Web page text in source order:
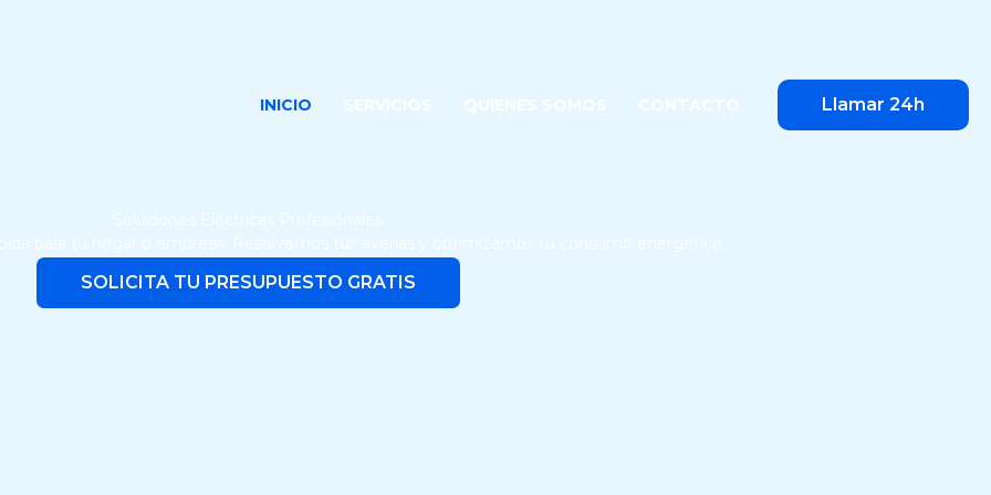
INICIO
SERVICIOS QUIENES SOMOS CONTACTO Llamar 24h
Soluciones Eléctricas Profesionales
para tu hogar o empresa. Resolvemos tus averías y optimizamos tu consumo energético.
SOLICITA TU PRESUPUESTO GRATIS